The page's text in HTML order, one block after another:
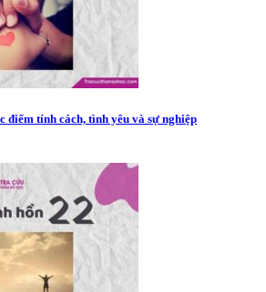
điểm tính cách, tình yêu và sự nghiệp